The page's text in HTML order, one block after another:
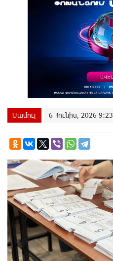
Մամուլ 6 Հունիս, 2026 9:23